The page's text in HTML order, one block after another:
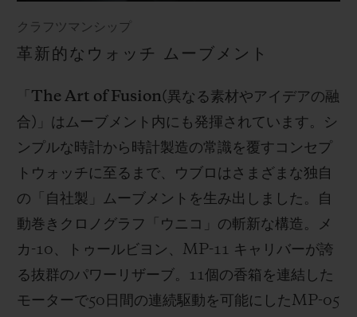
クラフツマンシップ
革新的なウォッチ ムーブメント
The Art of Fusion(異なる素材やアイデアの融
合) 」はムーブメント内にも発揮されています。シ
ンプルな時計から時計製造の常識を覆すコンセプ
トウォッチに至るまで、ウブロはさまざまな独自
の「自社製」ムーブメントを生み出しました。自
動巻きクロノグラフ「ウニコ」の斬新な構造。メ
カ -10 、トゥールビヨン、 MP-11 キャリバーが誇
る抜群のパワーリザーブ。 11個の香箱を連結した
モーターで50 日間の連続駆動を可能にしたMP-05